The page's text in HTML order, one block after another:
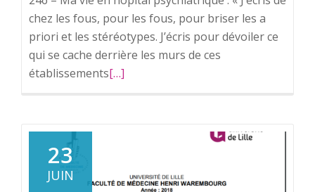
chez les fous, pour les fous, pour briser les a
priori et les stéréotypes. J’écris pour dévoiler ce
qui se cache derrière les murs de ces
établissementsEn
hôpital
[…]
23
JUIN